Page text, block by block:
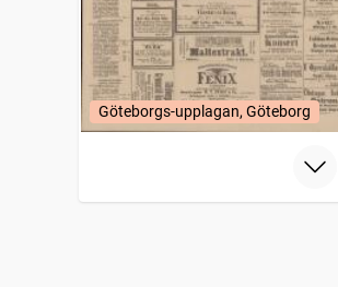
Göteborgs-upplagan, Göteborg